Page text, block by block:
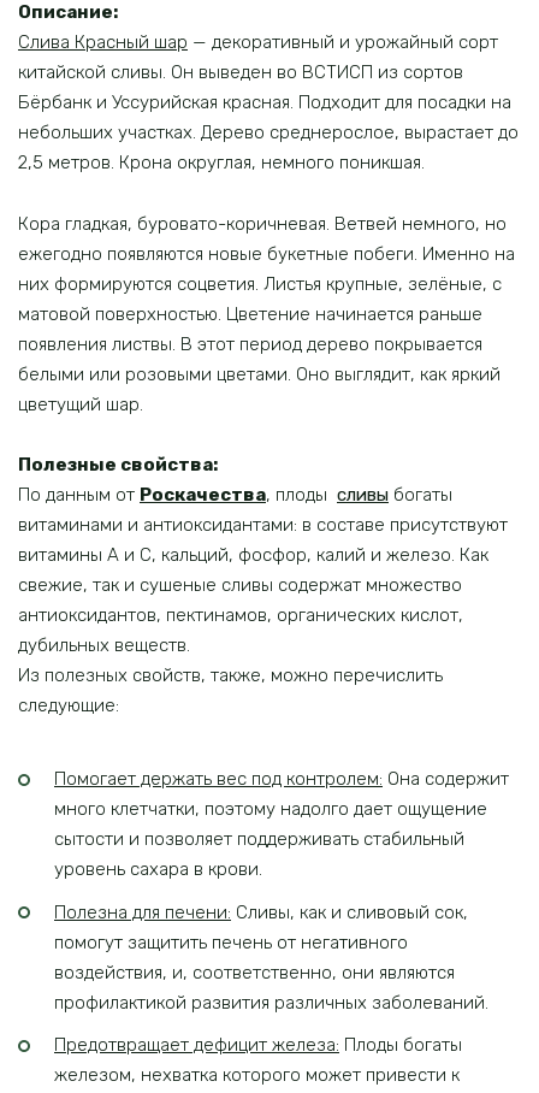
Описание:
Слива Красный шар — декоративный и урожайный сорт
китайской сливы. Он выведен во ВСТИСП из сортов
Бёрбанк и Уссурийская красная. Подходит для посадки на
небольших участках. Дерево среднерослое, вырастает до
2,5 метров. Крона округлая, немного поникшая.
Кора гладкая, буровато-коричневая. Ветвей немного, но
ежегодно появляются новые букетные побеги. Именно на
них формируются соцветия. Листья крупные, зелёные, с
матовой поверхностью. Цветение начинается раньше
появления листвы. В этот период дерево покрывается
белыми или розовыми цветами. Оно выглядит, как яркий
цветущий шар.
Полезные свойства:
По данным от Роскачества, плоды сливы богаты
витаминами и антиоксидантами: в составе присутствуют
витамины А и С, кальций, фосфор, калий и железо. Как
свежие, так и сушеные сливы содержат множество
антиоксидантов, пектинамов, органических кислот,
дубильных веществ.
Из полезных свойств, также, можно перечислить
следующие:
Помогает держать вес под контролем: Она содержит
много клетчатки, поэтому надолго дает ощущение
сытости и позволяет поддерживать стабильный
уровень сахара в крови.
Полезна для печени: Сливы, как и сливовый сок,
помогут защитить печень от негативного
воздействия, и, соответственно, они являются
профилактикой развития различных заболеваний.
Предотвращает дефицит железа: Плоды богаты
железом, нехватка которого может привести к